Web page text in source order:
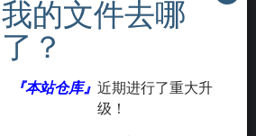
幻想 強制你播種 強制播種
拘束 教育
羞辱 肛交 胸部/奶子 著衣 處女
酪梨 阿黑顏
『本站仓库』 近期进行了重大升
级！